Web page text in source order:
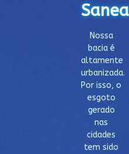
Nossa
bacia é
altamente
urbanizada.
Por isso, o
esgoto
gerado
nas
cidades
tem sido